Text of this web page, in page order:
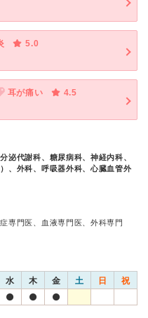
5.0
耳が痛い
4.5
泌代謝科、糖尿病科、神経内科、
、外科、呼吸器外科、心臓血管外
専門医、血液専門医、外科専門
水 木 金 土 日 祝